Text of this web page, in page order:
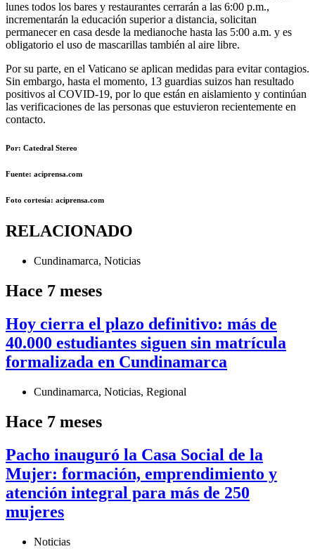
lunes todos los bares y restaurantes cerrarán a las 6:00 p.m.,
incrementarán la educación superior a distancia, solicitan
permanecer en casa desde la medianoche hasta las 5:00 a.m. y es
obligatorio el uso de mascarillas también al aire libre.
Por su parte, en el Vaticano se aplican medidas para evitar contagios.
Sin embargo, hasta el momento, 13 guardias suizos han resultado
positivos al COVID-19, por lo que están en aislamiento y continúan
las verificaciones de las personas que estuvieron recientemente en
contacto.
Por: Catedral Stereo
Fuente: aciprensa.com
Foto cortesía: aciprensa.com
RELACIONADO
Cundinamarca, Noticias
Hace 7 meses
Hoy cierra el plazo definitivo: más de
40.000 estudiantes siguen sin matrícula
formalizada en Cundinamarca
Cundinamarca, Noticias, Regional
Hace 7 meses
Pacho inauguró la Casa Social de la
Mujer: formación, emprendimiento y
atención integral para más de 250
mujeres
Noticias